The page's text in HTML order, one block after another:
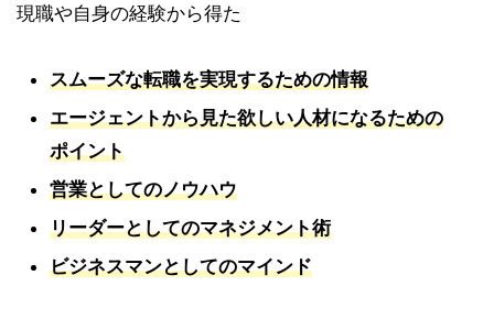
現職や自身の経験から得た
スムーズな転職を実現するための情報
エージェントから見た欲しい人材になるための
ポイント
営業としてのノウハウ
リーダーとしてのマネジメント術
ビジネスマンとしてのマインド